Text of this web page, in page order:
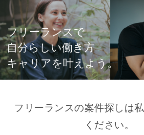
フリーランスで
自分らしい働き方
キャリアを叶えよう。
フリーランスの案件探しは
ください。